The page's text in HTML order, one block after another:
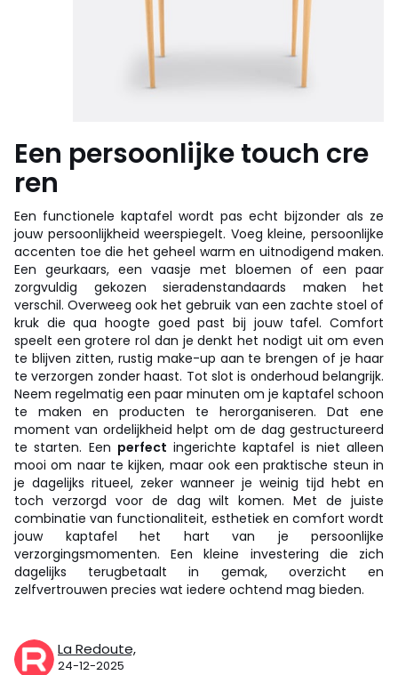
Een persoonlijke touch cre
ren
Een functionele kaptafel wordt pas echt bijzonder als ze
jouw persoonlijkheid weerspiegelt. Voeg kleine, persoonlijke
accenten toe die het geheel warm en uitnodigend maken.
Een geurkaars, een vaasje met bloemen of een paar
zorgvuldig gekozen sieradenstandaards maken het
verschil. Overweeg ook het gebruik van een zachte stoel of
kruk die qua hoogte goed past bij jouw tafel. Comfort
speelt een grotere rol dan je denkt het nodigt uit om even
te blijven zitten, rustig make-up aan te brengen of je haar
te verzorgen zonder haast. Tot slot is onderhoud belangrijk.
Neem regelmatig een paar minuten om je kaptafel schoon
te maken en producten te herorganiseren. Dat ene
moment van ordelijkheid helpt om de dag gestructureerd
te starten. Een perfect ingerichte kaptafel is niet alleen
mooi om naar te kijken, maar ook een praktische steun in
je dagelijks ritueel, zeker wanneer je weinig tijd hebt en
toch verzorgd voor de dag wilt komen. Met de juiste
combinatie van functionaliteit, esthetiek en comfort wordt
jouw kaptafel het hart van je persoonlijke
verzorgingsmomenten. Een kleine investering die zich
dagelijks terugbetaalt in gemak, overzicht en
zelfvertrouwen precies wat iedere ochtend mag bieden.
La Redoute,
24-12-2025